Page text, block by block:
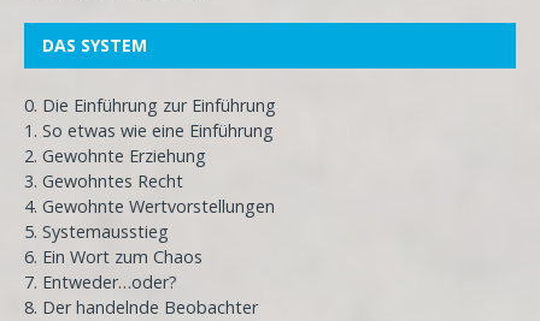
DAS SYSTEM
0. Die Einführung zur Einführung
1. So etwas wie eine Einführung
2. Gewohnte Erziehung
3. Gewohntes Recht
4. Gewohnte Wertvorstellungen
5. Systemausstieg
6. Ein Wort zum Chaos
7. Entweder…oder?
8. Der handelnde Beobachter